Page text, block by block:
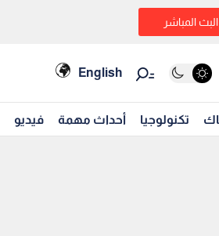
البث المباشر
English
تكنولوجيا أحداث مهمة فيديو